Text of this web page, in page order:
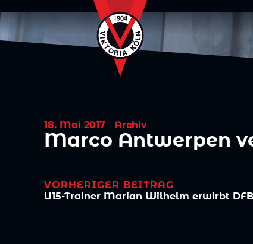
18. Mai 2017 Archiv
Marco Antwerpen
VORHERIGER BEITRAG
U15-Trainer Marian Wilhelm erwirbt